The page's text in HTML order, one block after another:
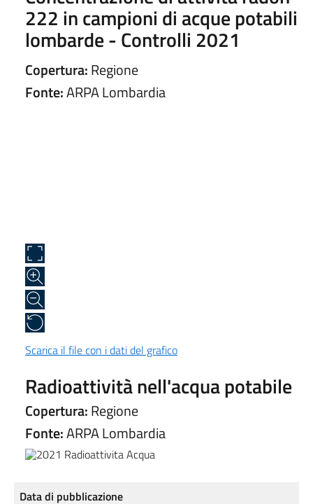
222 in campioni di acque potabili
lombarde - Controlli 2021
Copertura:Regione
Fonte:ARPA Lombardia
Scarica il file con i dati del grafico
Radioattività nell'acqua potabile
Copertura:Regione
Fonte:ARPA Lombardia
Data di pubblicazione